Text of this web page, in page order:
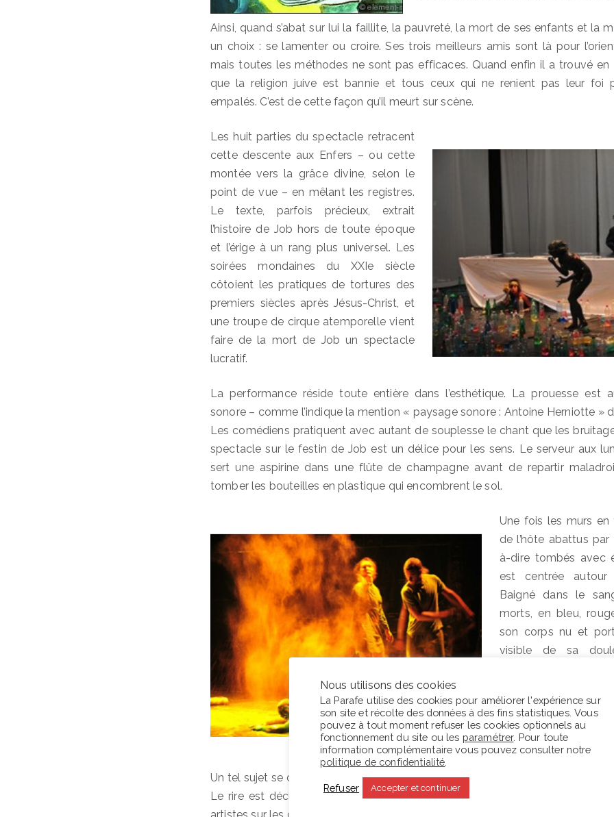
Ainsi, quand s’abat sur lui la faillite, la pauvreté, la mort de ses enfants et la
un choix : se lamenter ou croire. Ses trois meilleurs amis sont là pour
mais toutes les méthodes ne sont pas efficaces. Quand enfin il a trouvé en
que la religion juive est bannie et tous ceux qui ne renient pas leur foi
empalés. C’est de cette façon qu’il meurt sur scène.
Les huit parties du spectacle retracent
cette descente aux Enfers – ou cette
montée vers la grâce divine, selon le
point de vue – en mêlant les registres.
Le texte, parfois précieux, extrait
l’histoire de Job hors de toute époque
et l’érige à un rang plus universel. Les
soirées mondaines du XXIe siècle
côtoient les pratiques de tortures des
premiers siècles après Jésus-Christ, et
une troupe de cirque atemporelle vient
faire de la mort de Job un spectacle
lucratif.
La performance réside toute entière dans l’esthétique. La prouesse est
sonore – comme l’indique la mention « paysage sonore : Antoine Herniotte »
Les comédiens pratiquent avec autant de souplesse le chant que les
spectacle sur le festin de Job est un délice pour les sens. Le serveur aux
sert une aspirine dans une flûte de champagne avant de repartir
tomber les bouteilles en plastique qui encombrent le sol.
Une fois les murs
de l’hôte abattus par
à-dire tombés avec
est centrée autour
Baigné dans le
morts, en bleu,
son corps nu et
visible de sa
souffrance, loin
résonnent avec
Autour de lui, les
ses amis et ses
leurs costumes
Un tel sujet se doit d’être traité avec un grain de folie. Ici, il est bien présent
Le rire est déclenché à plusieurs reprises, sans faire perdre de vue la
Nous utilisons des cookies
La Parafe utilise des cookies pour améliorer l'expérience sur
son site et récolte des données à des fins statistiques. Vous
pouvez à tout moment refuser les cookies optionnels au
fonctionnement du site ou les paramétrer. Pour toute
information complémentaire vous pouvez consulter notre
politique de confidentialité
Refuser Accepter et continuer